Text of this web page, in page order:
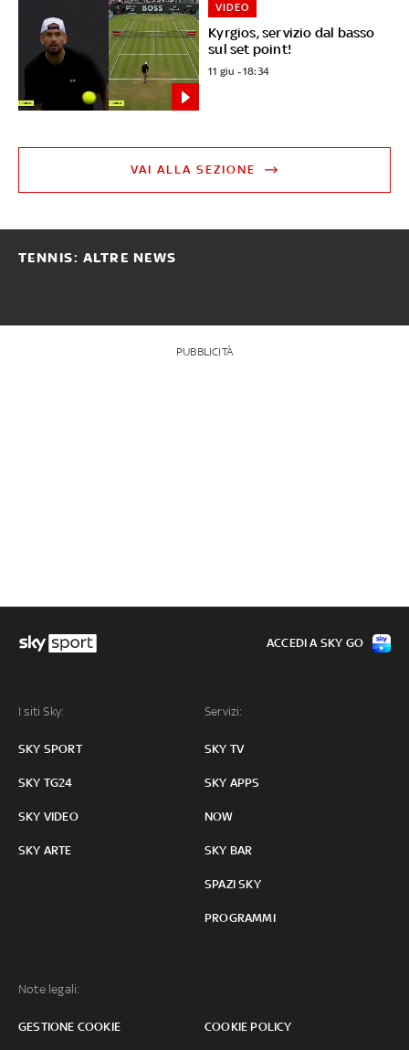
Kyrgios, servizio dal basso
sul set point!
VIDEO
11 giu - 18:34
VAI ALLA SEZIONE
TENNIS: ALTRE NEWS
PUBBLICITÀ
I siti Sky:
SKY SPORT
SKY TG24
SKY VIDEO
SKY ARTE
Servizi:
SKY TV
SKY APPS
NOW
SKY BAR
SPAZI SKY
PROGRAMMI
Note legali:
GESTIONE COOKIE COOKIE POLICY
ACCEDI A SKY GO